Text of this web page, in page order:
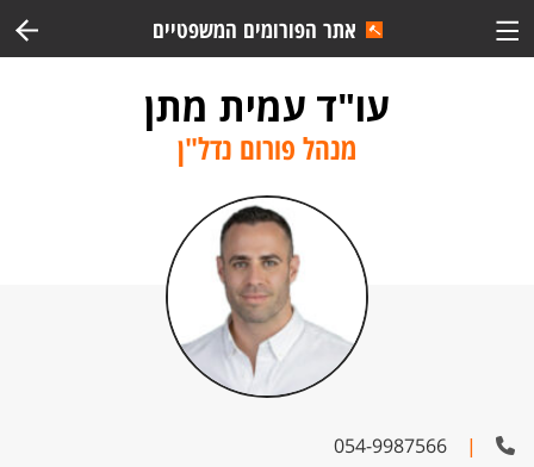
אתר הפורומים המשפטיים
עו"ד עמית מתן
מנהל פורום נדל"ן
|
054-9987566